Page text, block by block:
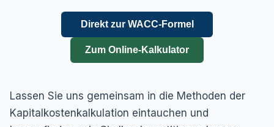
Direkt zur WACC-Formel
Zum Online-Kalkulator
Lassen Sie uns gemeinsam in die Methoden der
Kapitalkostenkalkulation eintauchen und